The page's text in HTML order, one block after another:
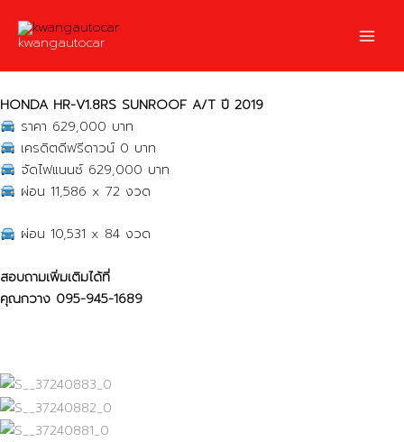
content
kwangautocar
HONDA HR-V1.8RS SUNROOF A/T ปี 2019
ราคา 629,000 บาท
เครดิตดีฟรีดาวน์ 0 บาท
จัดไฟแนนซ์ 629,000 บาท
ผ่อน 11,586 x 72 งวด
ผ่อน 10,531 x 84 งวด
สอบถามเพิ่มเติมได้ที่
คุณกวาง 095-945-1689